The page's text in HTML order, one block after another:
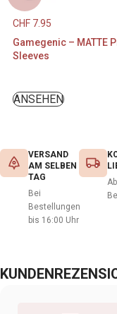
CHF 7.95
Gamegenic – MATTE
Sleeves
ANSEHEN
VERSAND
AM SELBEN
TAG
Bei
Bestellungen
bis 16:00 Uhr